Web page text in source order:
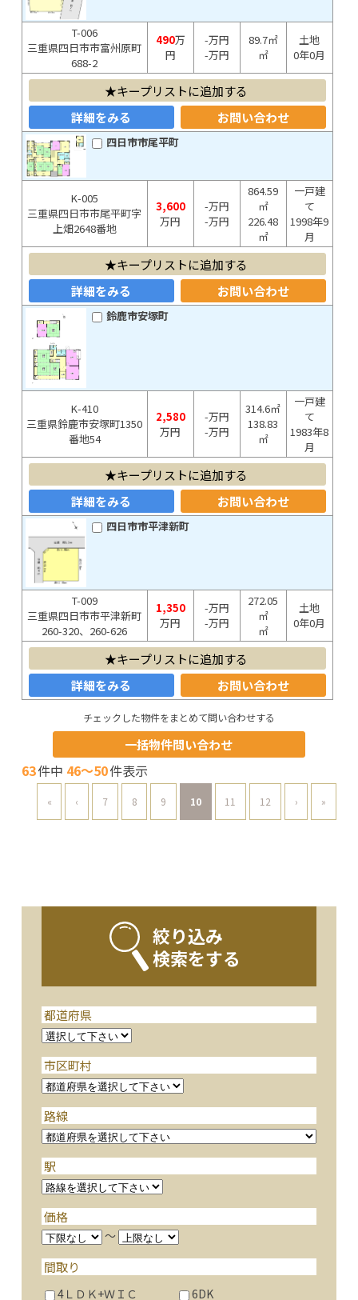
T-006
三重県四日市市富州原町
688-2
490万
円
-万円
-万円
89.7㎡
㎡
土地
0年0月
キープリストに追加する
詳細をみる
お問い合わせ
四日市市尾平町
K-005
三重県四日市市尾平町字
上畑2648番地
3,600
万円
-万円
-万円
864.59
㎡
226.48
㎡
一戸建
て
1998年9
月
キープリストに追加する
詳細をみる
お問い合わせ
鈴鹿市安塚町
K-410
三重県鈴鹿市安塚町1350
番地54
2,580
万円
-万円
-万円
314.6㎡
138.83
㎡
一戸建
て
1983年8
月
キープリストに追加する
詳細をみる
お問い合わせ
四日市市平津新町
T-009
三重県四日市市平津新町
260-320、260-626
1,350
万円
-万円
-万円
272.05
㎡
㎡
土地
0年0月
キープリストに追加する
詳細をみる
お問い合わせ
チェックした物件をまとめて問い合わせする
一括物件問い合わせ
63件中 46～50件表示
« ‹ 7 8 9 10 11 12 › »
絞り込み
検索をする
都道府県
市区町村
路線
駅
価格
～
間取り
4ＬＤＫ+ＷＩＣ
6DK